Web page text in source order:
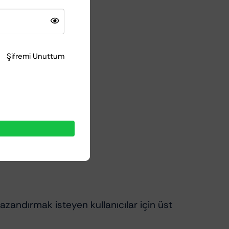
isteyen kullanıcılar için üst
Şifremi Unuttum